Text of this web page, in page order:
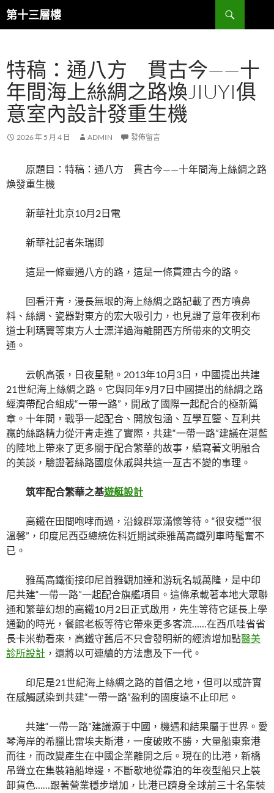
跳
至
內
第十三層樓
搜
尋
特稿：通八方 貫古今——十
年間海上絲綢之路煥JIUYI俱
意室內設計發重生機
2026 年 5 月 4 日 ADMIN 發佈留言
原題目：特稿：通八方 貫古今——十年間海上絲綢之路
煥發重生機
新華社北京10月2日電
新華社記者朱瑞卿
這是一條靈通八方的路，這是一條貫連古今的路。
回看汗青，漫長無垠的海上絲綢之路記載了西方噴鼻
料、絲綢、瓷器對東方的宏大吸引力，也見證了意年夜利布
道士利瑪竇等東方人士漂洋過海離開西方所帶來的文明交
通。
云帆高張，日夜星馳。2013年10月3日，中國提出共建
21世紀海上絲綢之路。它與同年9月7日中國提出的絲綢之路
經濟帶配合組成“一帶一路”，開啟了國際一起配合的極新篇
章。十年間，戰爭一起配合、開放包涵、互學互鑒、互利共
贏的絲路精力從汗青走進了實際，共建“一帶一路”建議在湛藍
的陸地上帶來了更多關于配合繁華的故事，續寫著文明融合
的美談，驗證著絲路國度休戚與共這一亙古不變的事理。
筑牢配合繁華之基遊艇設計
高鐵在田間咆哮而過，沿線群眾滿懷等待。“很安穩”“很
溫馨”，印度尼西亞總統佐科近期試乘雅萬高鐵列車時髦奮不
已。
雅萬高鐵銜接印尼首雅觀加達和游玩名城萬隆，是中印
尼共建“一帶一路”一起配合旗艦項目。這條承載著本地大眾聯
通和繁華幻想的高鐵10月2日正式啟用，先生等待它延長上學
通勤的時光，餐館老板等待它帶來更多客流……在西爪哇省省
長卡米勒看來，高鐵守舊后不只會發明新的經濟增加點醫美
診所設計 ，還將以可連續的方法惠及下一代。
印尼是21世紀海上絲綢之路的首倡之地，但可以或許實
在感觸感染到共建“一帶一路”盈利的國度遠不止印尼。
共建“一帶一路”建議源于中國，機遇和結果屬于世界。愛
琴海岸的希臘比雷埃夫斯港，一度破敗不勝，大量船東棄港
而往，而改變產生在中國企業離開之后。現在的比港，新橋
吊聳立在集裝箱船埠邊，不斷歇地從靠泊的年夜型船只上裝
卸貨色……跟著營業穩步增加，比港已躋身全球前三十名集裝